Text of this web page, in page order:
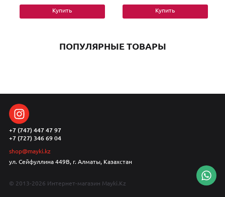
Купить Купить
ПОПУЛЯРНЫЕ ТОВАРЫ
+7 (747) 447 47 97
+7 (727) 346 69 04
shop@mayki.kz
ул. Сейфуллина 449В, г. Алматы, Казахстан
© 2013-2026 Интернет-магазин Mayki.Kz